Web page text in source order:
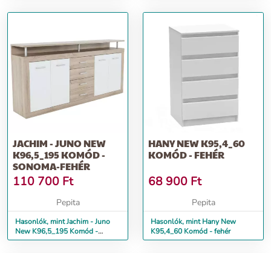
JACHIM - JUNO NEW
K96,5_195 KOMÓD -
SONOMA-FEHÉR
110 700 Ft
Pepita
Hasonlók, mint Jachim - Juno
New K96,5_195 Komód -
sonoma-fehér
HANY NEW K95,4_60
KOMÓD - FEHÉR
68 900 Ft
Pepita
Hasonlók, mint Hany New
K95,4_60 Komód - fehér